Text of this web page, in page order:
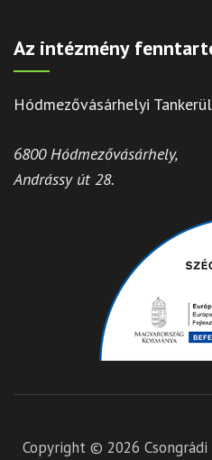
Az intézmény
Hódmezővásárhelyi
6800 Hódmezővásárhely,
Andrássy út 28.
Copyright © 2026